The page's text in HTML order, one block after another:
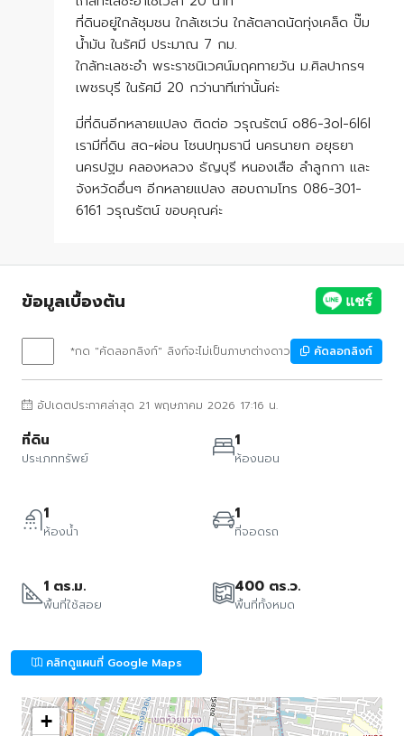
ที่ดินอยู่ใกล้ชุมชน ใกล้เซเว่น ใกล้ตลาดนัดทุ่งเคล็ด ปั๊ม
น้ำมัน ในรัศมี ประมาณ 7 กม.
ใกล้ทะเลชะอำ พระราชนิเวศน์มฤคทายวัน ม.ศิลปากรฯ
เพชรบุรี ในรัศมี 20 กว่านาทีเท่านั้นค่ะ
มี่ที่ดินอีกหลายแปลง ติดต่อ วรุณรัตน์ o86-3ol-6l6l
เรามีที่ดิน สด-ผ่อน โซนปทุมธานี นครนายก อยุธยา
นครปฐม คลองหลวง ธัญบุรี หนองเสือ ลำลูกกา และ
จังหวัดอื่นๆ อีกหลายแปลง สอบถามโทร 086-301-
6161 วรุณรัตน์ ขอบคุณค่ะ
ข้อมูลเบื้องต้น
*กด "คัดลอกลิงก์" ลิงก์จะไม่เป็นภาษาต่างดาว คัดลอกลิงก์
อัปเดตประกาศล่าสุด 21 พฤษภาคม 2026 17:16 น.
ที่ดิน
ประเภททรัพย์
1
ห้องนอน
1
ห้องน้ำ
1
ที่จอดรถ
1 ตร.ม.
พื้นที่ใช้สอย
400 ตร.ว.
พื้นที่ทั้งหมด
คลิกดูแผนที่ Google Maps
+